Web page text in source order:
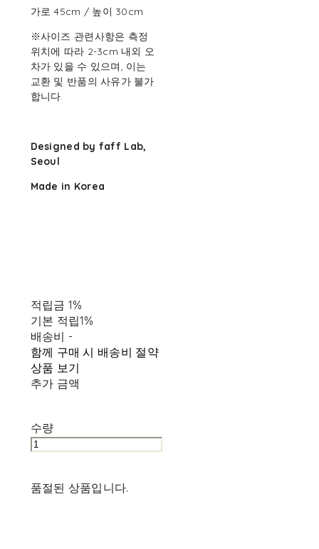
가로 45cm / 높이 30cm
※사이즈 관련사항은 측정
위치에 따라 2-3cm 내외 오
차가 있을 수 있으며, 이는
교환 및 반품의 사유가 불가
합니다.
Designed by faff Lab,
Seoul
Made in Korea
적립금 1%
기본 적립1%
배송비 -
함께 구매 시 배송비 절약
상품 보기
추가 금액
수량
품절된 상품입니다.